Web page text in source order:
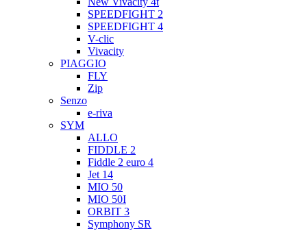
SPEEDFIGHT 2
SPEEDFIGHT 4
V-clic
Vivacity
PIAGGIO
FLY
Zip
Senzo
e-riva
SYM
ALLO
FIDDLE 2
Fiddle 2 euro 4
Jet 14
MIO 50
MIO 50I
ORBIT 3
Symphony SR